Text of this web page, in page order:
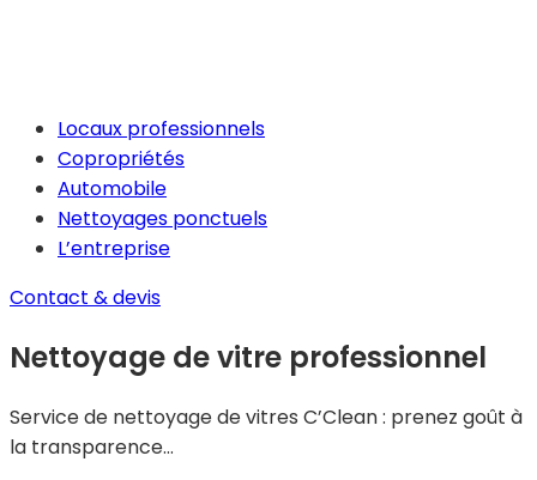
Locaux professionnels
Copropriétés
Automobile
Nettoyages ponctuels
L’entreprise
Contact & devis
Nettoyage de vitre professionnel
Service de nettoyage de vitres C’Clean : prenez goût à
la transparence…